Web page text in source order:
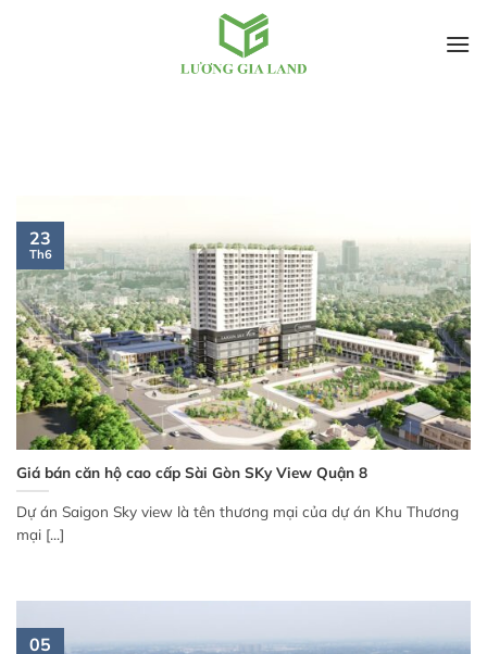
Giá bán căn hộ cao cấp Sài Gòn SKy View Quận 8
Dự án Saigon Sky view là tên thương mại của dự án Khu Thương
mại [...]
23
Th6
05